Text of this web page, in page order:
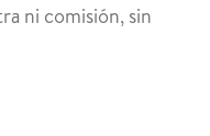
ni comisión, sin